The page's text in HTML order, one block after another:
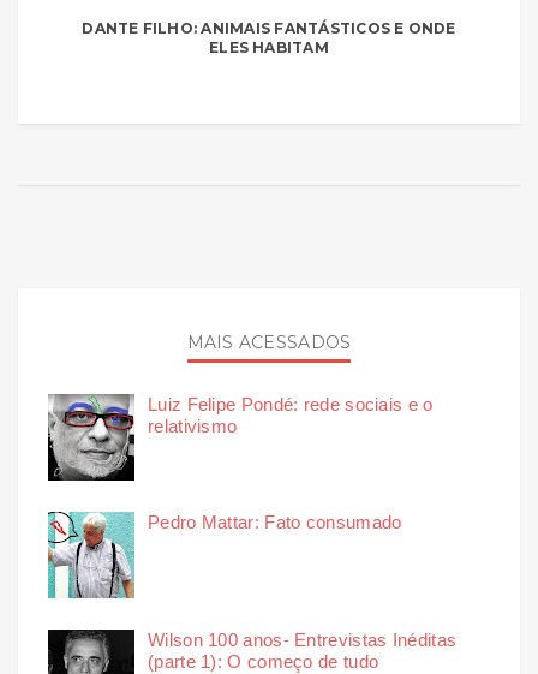
DANTE FILHO: ANIMAIS FANTÁSTICOS E ONDE
ELES HABITAM
MAIS ACESSADOS
Luiz Felipe Pondé: rede sociais e o
relativismo
Pedro Mattar: Fato consumado
Wilson 100 anos- Entrevistas Inéditas
(parte 1): O começo de tudo